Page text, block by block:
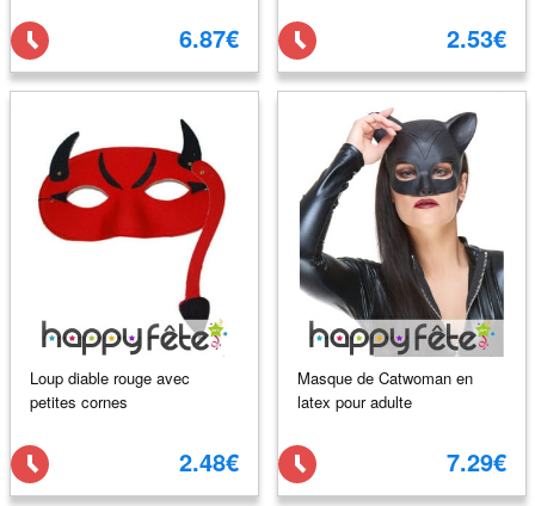
6.87€ 2.53€
Loup diable rouge avec
petites cornes
2.48€
Masque de Catwoman en
latex pour adulte
7.29€